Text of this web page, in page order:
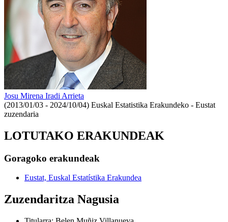
Josu Mirena Iradi Arrieta
(2013/01/03 - 2024/10/04) Euskal Estatistika Erakundeko - Eustat
zuzendaria
LOTUTAKO ERAKUNDEAK
Goragoko erakundeak
Eustat, Euskal Estatístika Erakundea
Zuzendaritza Nagusia